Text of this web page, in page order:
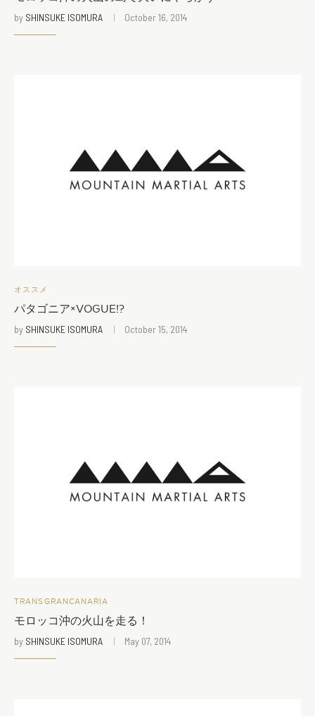
by SHINSUKE ISOMURA October 16, 2014
オススメ
パタゴニア×VOGUE!?
by SHINSUKE ISOMURA October 15, 2014
TRANSGRANCANARIA
モロッコ沖の火山を走る！
by SHINSUKE ISOMURA May 07, 2014